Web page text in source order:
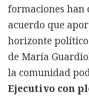
formaciones han
acuerdo que
horizonte
de María
la comunidad
Ejecutivo con